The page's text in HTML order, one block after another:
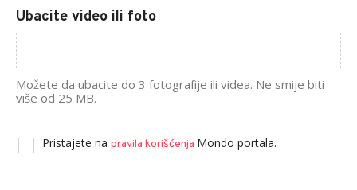
Ubacite video ili foto
Možete da ubacite do 3 fotografije ili videa. Ne smije biti
više od 25 MB.
Pristajete na pravila korišćenja Mondo portala.